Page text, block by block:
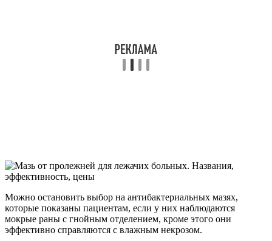
Можно остановить выбор на антибактериальных мазях,
которые показаны пациентам, если у них наблюдаются
мокрые раны с гнойным отделением, кроме этого они
эффективно справляются с влажным некрозом.